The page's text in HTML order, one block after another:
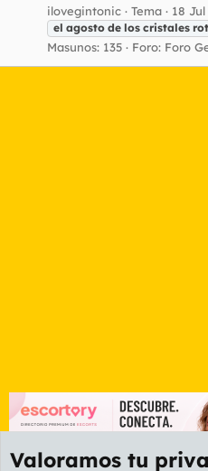
ilovegintonic Tema 18 Jul
el agosto de los cristales
Masunos: 135 Foro: Foro
Valoramos tu